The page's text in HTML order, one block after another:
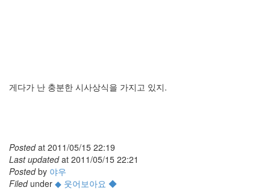
게다가 난 충분한 시사상식을 가지고 있지.
Postedat 2011/05/15 22:19
Last updatedat 2011/05/15 22:21
Postedby 야우
Filedunder ◆ 웃어보아요 ◆